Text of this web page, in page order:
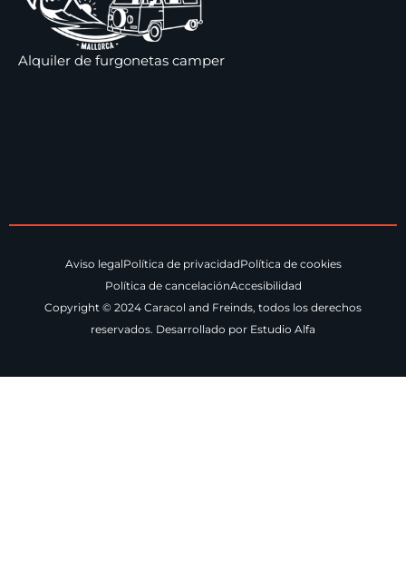
Alquiler de furgonetas camper
Aviso legalPolítica de privacidadPolítica de cookies
Política de cancelaciónAccesibilidad
Copyright © 2024 Caracol and Freinds, todos los derechos
reservados. Desarrollado por Estudio Alfa